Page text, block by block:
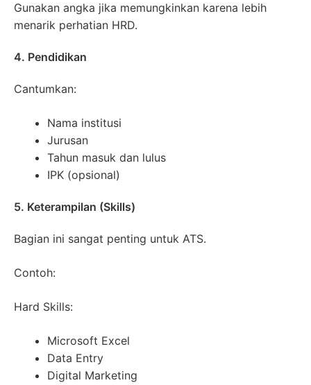
Gunakan angka jika memungkinkan karena lebih
menarik perhatian HRD.
4. Pendidikan
Cantumkan:
Nama institusi
Jurusan
Tahun masuk dan lulus
IPK (opsional)
5. Keterampilan (Skills)
Bagian ini sangat penting untuk ATS.
Contoh:
Hard Skills:
Microsoft Excel
Data Entry
Digital Marketing